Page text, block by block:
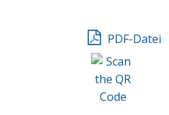
PDF-Datei